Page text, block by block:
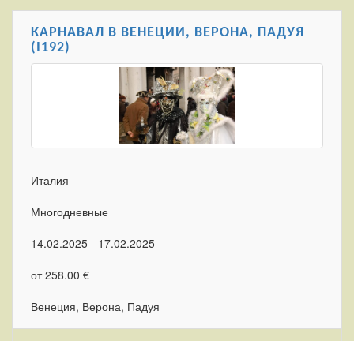
КАРНАВАЛ В ВЕНЕЦИИ, ВЕРОНА, ПАДУЯ
(I192)
Италия
Многодневные
14.02.2025 - 17.02.2025
от 258.00 €
Венеция, Верона, Падуя